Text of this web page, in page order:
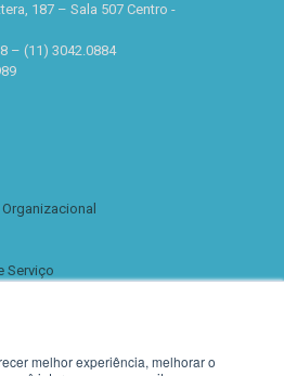
melhor experiência, melhorar o
187 – Sala 507 Centro -
– (11) 3042.0884
Serviço